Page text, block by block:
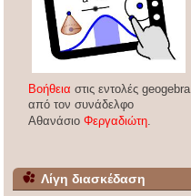
Βοήθειαστις εντολές geogebra
από τον συνάδελφο
ΑθανάσιοΦεργαδιώτη
Λίγη διασκέδαση